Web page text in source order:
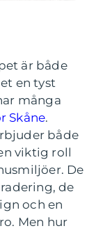
är både
en tyst
många
Skåne.
både
viktig roll
De
de
och en
Men hur